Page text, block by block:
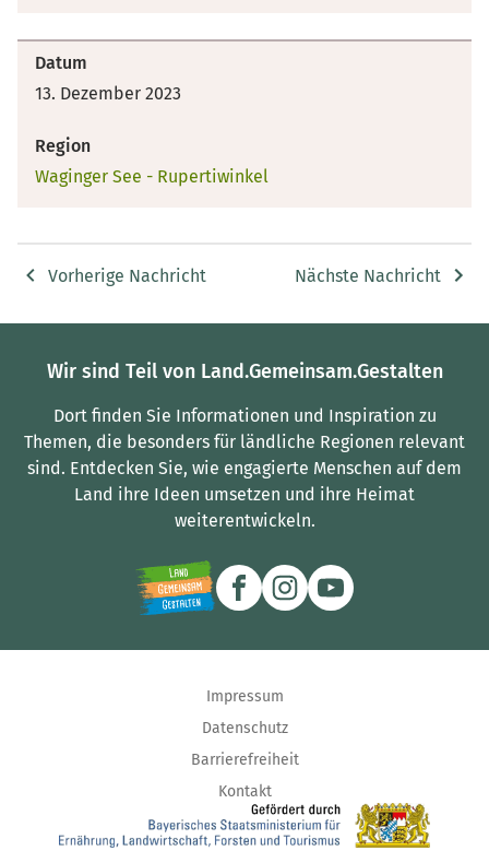
Datum
13. Dezember 2023
Region
Waginger See - Rupertiwinkel
Vorherige Nachricht Nächste Nachricht
Wir sind Teil von Land.Gemeinsam.Gestalten
Dort finden Sie Informationen und Inspiration zu
Themen, die besonders für ländliche Regionen relevant
sind. Entdecken Sie, wie engagierte Menschen auf dem
Land ihre Ideen umsetzen und ihre Heimat
weiterentwickeln.
Impressum
Datenschutz
Barrierefreiheit
Kontakt